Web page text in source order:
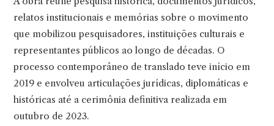
relatos institucionais e memórias sobre o movimento
que mobilizou pesquisadores, instituições culturais e
representantes públicos ao longo de décadas. O
processo contemporâneo de translado teve início em
2019 e envolveu articulações jurídicas, diplomáticas e
históricas até a cerimônia definitiva realizada em
outubro de 2023.